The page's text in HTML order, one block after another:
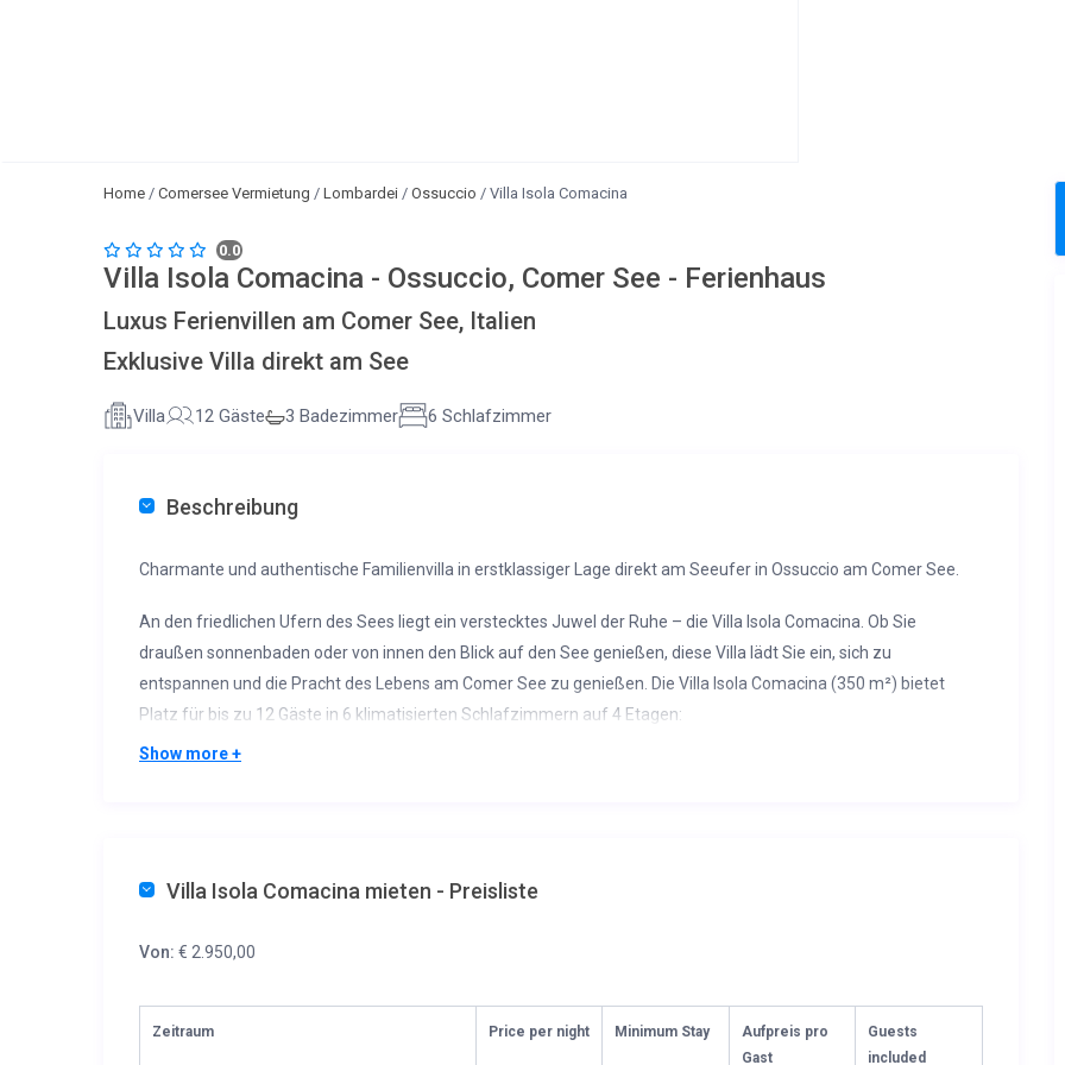
Home / Comersee Vermietung / Lombardei / Ossuccio / Villa Isola Comacina
0.0
Villa Isola Comacina - Ossuccio, Comer See - Ferienhaus
Luxus Ferienvillen am Comer See, Italien
Exklusive Villa direkt am See
Villa 12 Gäste 3 Badezimmer 6 Schlafzimmer
Beschreibung
Charmante und authentische Familienvilla in erstklassiger Lage direkt am Seeufer in Ossuccio am Comer See.
An den friedlichen Ufern des Sees liegt ein verstecktes Juwel der Ruhe – die Villa Isola Comacina. Ob Sie
draußen sonnenbaden oder von innen den Blick auf den See genießen, diese Villa lädt Sie ein, sich zu
entspannen und die Pracht des Lebens am Comer See zu genießen. Die Villa Isola Comacina (350 m²) bietet
Platz für bis zu 12 Gäste in 6 klimatisierten Schlafzimmern auf 4 Etagen:
– Die Hauptebene umfasst einen schönen Wohnbereich mit Kamin und Esstisch sowie Zugang zur überdachten
Schlafzimmer mit je zwei Doppelbetten und ein Badezimmer mit Dusche.
Bad im See, sowie eine Waschküche.
die Bucht und die benachbarte Insel Comacina. Die mit Pergolen überdachten Terrassen und bequemen Sofas
Show more +
Villa Isola Comacina mieten - Preisliste
Von: € 2.950,00
Zeitraum Price per night Minimum Stay
Aufpreis pro
Gast
Guests
included